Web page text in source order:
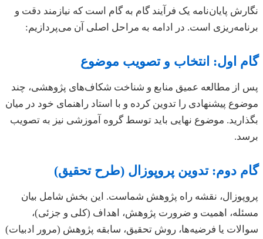
نگارش پایان‌نامه یک فرآیند گام به گام است که نیازمند دقت و
برنامه‌ریزی است. در ادامه به مراحل اصلی آن می‌پردازیم:
گام اول: انتخاب و تصویب موضوع
پس از مطالعه عمیق منابع و شناخت شکاف‌های پژوهشی، چند
موضوع پیشنهادی را تدوین کرده و با استاد راهنمای خود در میان
بگذارید. موضوع نهایی باید توسط گروه آموزشی نیز به تصویب
برسد.
گام دوم: تدوین پروپوزال (طرح تحقیق)
پروپوزال، نقشه راه پژوهش شماست. این بخش شامل بیان
مسئله، اهمیت و ضرورت پژوهش، اهداف (کلی و جزئی)،
سوالات یا فرضیه‌ها، روش تحقیق، سابقه پژوهش (مرور ادبیات)